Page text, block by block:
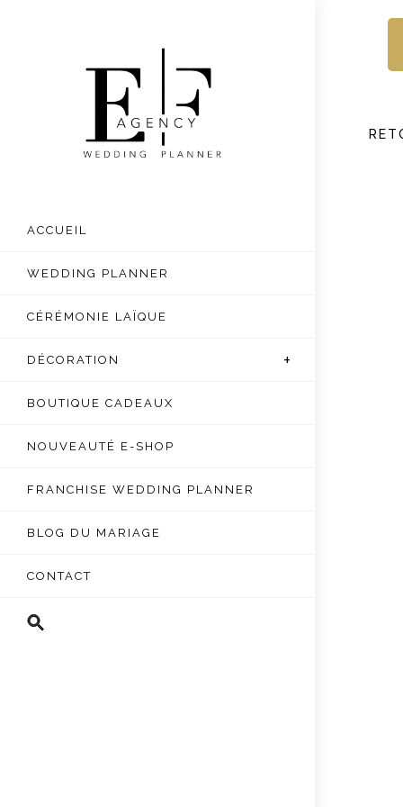
ACCUEIL
WEDDING PLANNER
CÉRÉMONIE LAÏQUE
DÉCORATION
BOUTIQUE CADEAUX
NOUVEAUTÉ E-SHOP
FRANCHISE WEDDING PLANNER
BLOG DU MARIAGE
CONTACT